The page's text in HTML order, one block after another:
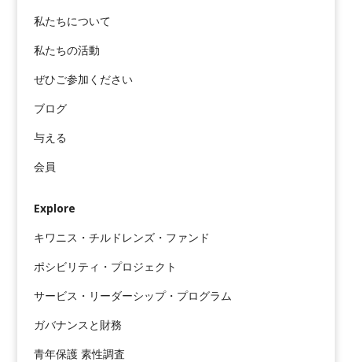
私たちについて
私たちの活動
ぜひご参加ください
ブログ
与える
会員
Explore
キワニス・チルドレンズ・ファンド
ポシビリティ・プロジェクト
サービス・リーダーシップ・プログラム
ガバナンスと財務
青年保護 素性調査